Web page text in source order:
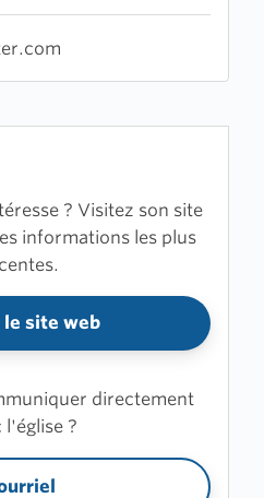
? Visitez son site
informations les plus
site web
directement
l'église ?